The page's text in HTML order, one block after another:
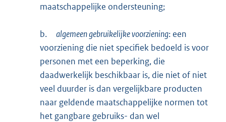
maatschappelijke ondersteuning;
b. algemeen gebruikelijke voorziening: een
voorziening die niet specifiek bedoeld is voor
personen met een beperking, die
daadwerkelijk beschikbaar is, die niet of niet
veel duurder is dan vergelijkbare producten
naar geldende maatschappelijke normen tot
het gangbare gebruiks- dan wel